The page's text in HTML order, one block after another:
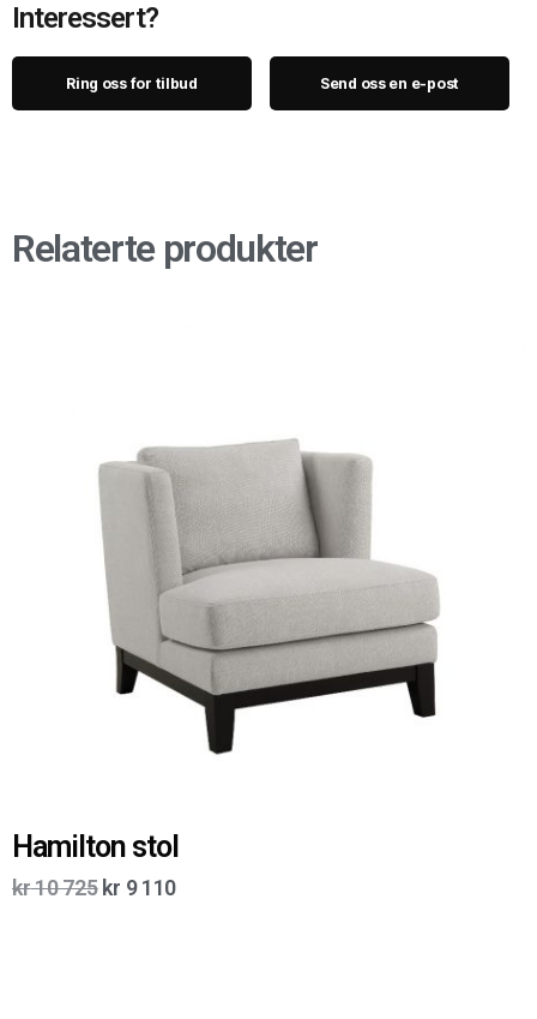
Interessert?
Ring oss for tilbud Send oss en e-post
Relaterte produkter
Hamilton stol
kr10 725 kr 9 110